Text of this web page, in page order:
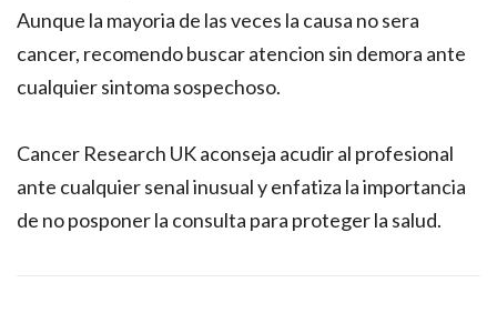
Aunque la mayoria de las veces la causa no sera
cancer, recomendo buscar atencion sin demora ante
cualquier sintoma sospechoso.
Cancer Research UK aconseja acudir al profesional
ante cualquier senal inusual y enfatiza la importancia
de no posponer la consulta para proteger la salud.